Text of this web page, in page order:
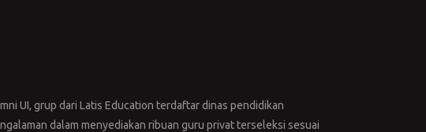
UI, grup dari Latis Education terdaftar dinas pendidikan
dalam menyediakan ribuan guru privat terseleksi sesuai